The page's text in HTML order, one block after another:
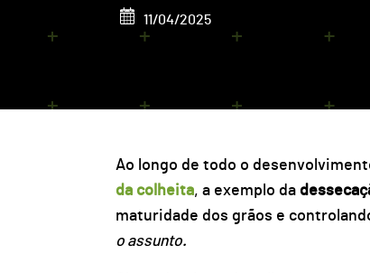
11/04/2025
Ao longo de todo o
da colheita, a exemplo da
maturidade dos grãos e
o assunto.